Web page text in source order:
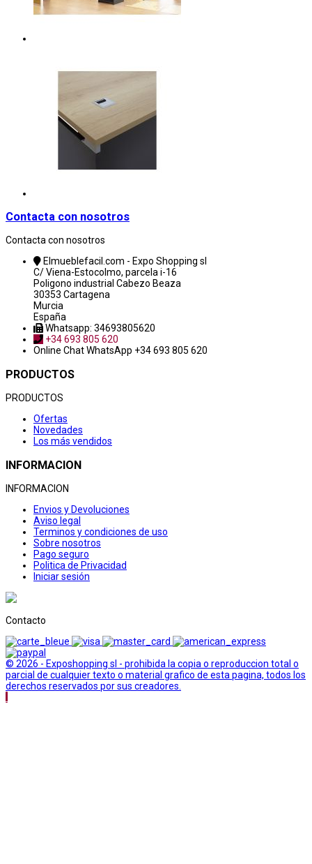
Contacta con nosotros
Contacta con nosotros
Elmueblefacil.com - Expo Shopping sl
C/ Viena-Estocolmo, parcela i-16
Poligono industrial Cabezo Beaza
30353 Cartagena
Murcia
España
Whatsapp: 34693805620
+34 693 805 620
Online ChatWhatsApp +34 693 805 620
PRODUCTOS
PRODUCTOS
Ofertas
Novedades
Los más vendidos
INFORMACION
INFORMACION
Envios y Devoluciones
Aviso legal
Terminos y condiciones de uso
Sobre nosotros
Pago seguro
Politica de Privacidad
Iniciar sesión
Contacto
© 2026 - Exposhopping sl - prohibida la copia o reproduccion total o
parcial de cualquier texto o material grafico de esta pagina, todos los
derechos reservados por sus creadores.